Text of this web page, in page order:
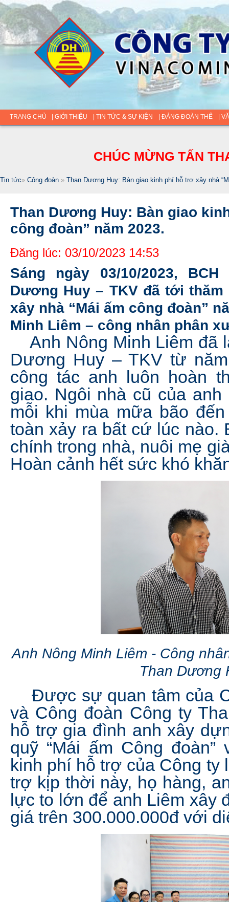
TRANG CHỦ | GIỚI THIỆU | TIN TỨC & SỰ KIỆN | ĐẢNG ĐOÀN THỂ |
CHÚC MỪNG TẤN
Tin tức» Công đoàn » Than Dương Huy: Bàn giao kinh phí hỗ trợ xây nhà
Than Dương Huy: Bàn giao
công đoàn” năm 2023.
Đăng lúc: 03/10/2023 14:53
Sáng ngày 03/10/2023,
Dương Huy – TKV đã tới
xây nhà “Mái ấm công đoàn”
Minh Liêm – công nhân phân
Anh Nông Minh Liêm đã
Dương Huy – TKV từ
công tác anh luôn hoàn
giao. Ngôi nhà cũ của
mỗi khi mùa mữa bão
toàn xảy ra bất cứ lúc nào.
chính trong nhà, nuôi mẹ
Hoàn cảnh hết sức khó
Anh Nông Minh Liêm - Công
Than Dương
Được sự quan tâm của
và Công đoàn Công ty
hỗ trợ gia đình anh xây
quỹ “Mái ấm Công
kinh phí hỗ trợ của Công
trợ kịp thời này, họ hàng,
lực to lớn để anh Liêm
giá trên 300.000.000đ với